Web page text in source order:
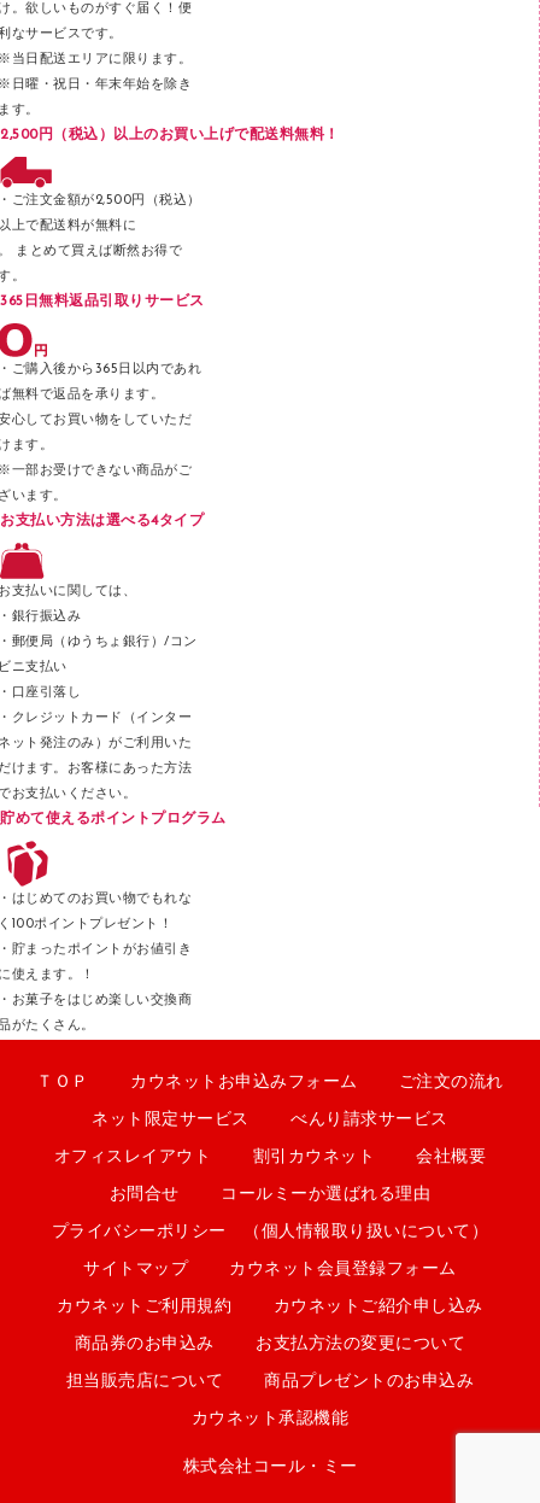
メンディングテープ
メッシュケース／ペンケース
フロアケース
ブックエンド／ブックスタンド
パンチ
デスクトレー
テープカッター
その他文具
セロハンテープ
スティックのり
クリップ
カッター
。欲しいものがすぐ届く！便
なサービスです。
当日配送エリアに限ります。
日曜・祝日・年末年始を除き
す。
2,500円（税込）以上のお買い上げで配送料無料！
ご注文金額が2,500円（税込）
上で配送料が無料に
まとめて買えば断然お得で
。
365日無料返品引取りサービス
ご購入後から365日以内であれ
無料で返品を承ります。
心してお買い物をしていただ
ます。
一部お受けできない商品がご
います。
お支払い方法は選べる4タイプ
支払いに関しては、
銀行振込み
郵便局（ゆうちょ銀行）/コン
ニ支払い
口座引落し
クレジットカード（インター
ット発注のみ）がご利用いた
けます。お客様にあった方法
お支払いください。
貯めて使えるポイントプログラム
はじめてのお買い物でもれな
100ポイントプレゼント！
貯まったポイントがお値引き
使えます。！
お菓子をはじめ楽しい交換商
がたくさん。
ＴＯＰ カウネットお申込みフォーム ご注文の流れ
ネット限定サービス べんり請求サービス
オフィスレイアウト 割引カウネット 会社概要
お問合せ コールミーか選ばれる理由
プライバシーポリシー （個人情報取り扱いについて）
サイトマップ カウネット会員登録フォーム
カウネットご利用規約 カウネットご紹介申し込み
商品券のお申込み お支払方法の変更について
担当販売店について 商品プレゼントのお申込み
カウネット承認機能
株式会社コール・ミー